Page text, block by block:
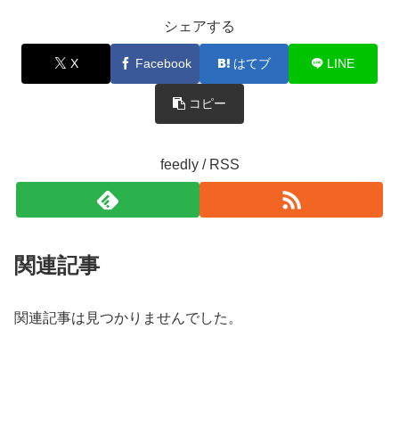
シェアする
X Facebook はてブ LINE
コピー
feedly / RSS
関連記事
関連記事は見つかりませんでした。